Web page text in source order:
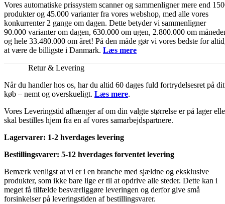
Vores automatiske prissystem scanner og sammenligner mere end
produkter og 45.000 varianter fra vores webshop, med alle vores
konkurrenter 2 gange om dagen. Dette betyder vi sammenligner
90.000 varianter om dagen, 630.000 om ugen, 2.800.000 om
og hele 33.480.000 om året! På den måde gør vi vores bedste for
at være de billigste i Danmark. Læs mere
Retur & Levering
Når du handler hos os, har du altid 60 dages fuld fortrydelsesret på dit
køb – nemt og overskueligt. Læs mere.
Vores Leveringstid afhænger af om din valgte størrelse er på lager
skal bestilles hjem fra en af vores samarbejdspartnere.
Lagervarer: 1-2 hverdages levering
Bestillingsvarer: 5-12 hverdages forventet levering
Bemærk venligst at vi er i en branche med sjældne og eksklusive
produkter, som ikke bare lige er til at opdrive alle steder. Dette kan i
meget få tilfælde besværliggøre leveringen og derfor give små
forsinkelser på leveringstiden af bestillingsvarer.